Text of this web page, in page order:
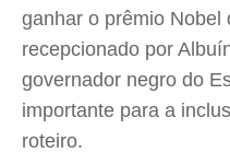
ganhar o prêmio Nobel
recepcionado por
governador negro do
importante para a
roteiro.